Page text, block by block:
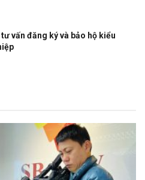
vấn đăng ký và bảo hộ kiểu